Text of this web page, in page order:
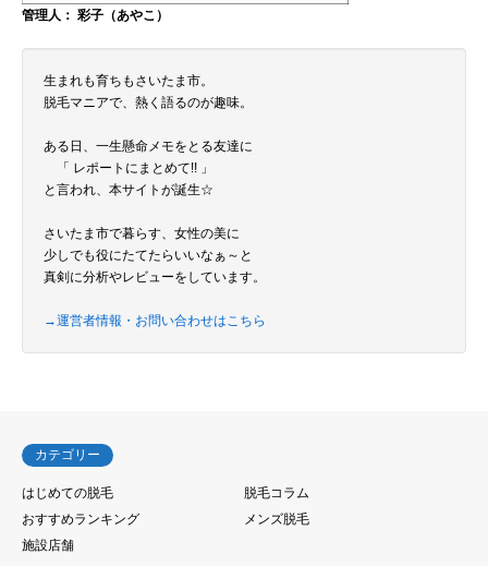
管理人： 彩子（あやこ）
生まれも育ちもさいたま市。
脱毛マニアで、熱く語るのが趣味。
ある日、一生懸命メモをとる友達に
「 レポートにまとめて!! 」
と言われ、本サイトが誕生☆
さいたま市で暮らす、女性の美に
少しでも役にたてたらいいなぁ～と
真剣に分析やレビューをしています。
→運営者情報・お問い合わせはこちら
カテゴリー
はじめての脱毛
脱毛コラム
おすすめランキング
メンズ脱毛
施設店舗